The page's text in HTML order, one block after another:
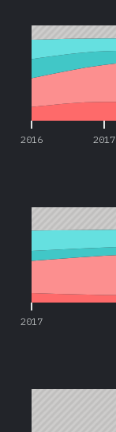
2016 2017
2017